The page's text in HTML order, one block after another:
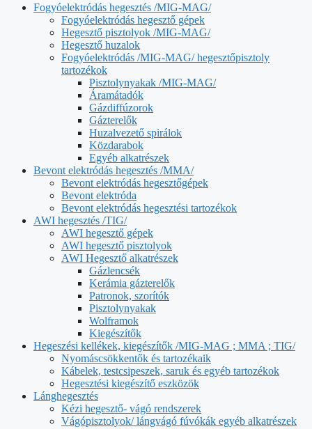
Fogyóelektródás hegesztés /MIG-MAG/
Fogyóelektródás hegesztő gépek
Hegesztő pisztolyok /MIG-MAG/
Hegesztő huzalok
Fogyóelektródás /MIG-MAG/ hegesztőpisztoly
tartozékok
Pisztolynyakak /MIG-MAG/
Áramátadók
Gázdiffúzorok
Gázterelők
Huzalvezető spirálok
Közdarabok
Egyéb alkatrészek
Bevont elektródás hegesztés /MMA/
Bevont elektródás hegesztőgépek
Bevont elektróda
Bevont elektródás hegesztési tartozékok
AWI hegesztés /TIG/
AWI hegesztő gépek
AWI hegesztő pisztolyok
AWI Hegesztő alkatrészek
Gázlencsék
Kerámia gázterelők
Patronok, szorítók
Pisztolynyakak
Wolframok
Kiegészítők
Hegeszési kellékek, kiegészítők /MIG-MAG ; MMA ; TIG/
Nyomáscsökkentők és tartozékaik
Kábelek, testcsipeszek, saruk és egyéb tartozékok
Hegesztési kiegészítő eszközök
Lánghegesztés
Kézi hegesztő- vágó rendszerek
Vágópisztolyok/ lángvágó fúvókák egyéb alkatrészek